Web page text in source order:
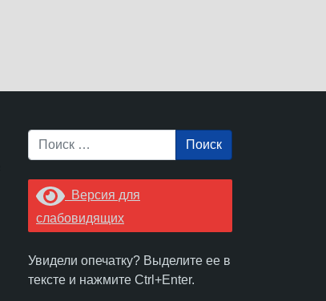
Поиск
Версия для
слабовидящих
Увидели опечатку? Выделите ее в
тексте и нажмите Ctrl+Enter.